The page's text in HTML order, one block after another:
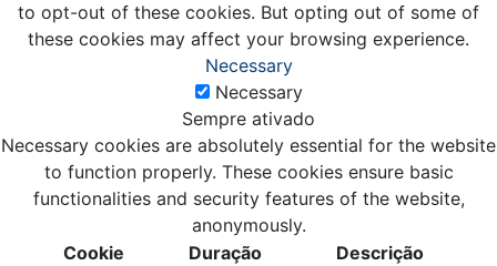
to opt-out of these cookies. But opting out of some of
these cookies may affect your browsing experience.
Necessary
Necessary
Sempre ativado
Necessary cookies are absolutely essential for the website
to function properly. These cookies ensure basic
functionalities and security features of the website,
anonymously.
Cookie
Duração Descrição